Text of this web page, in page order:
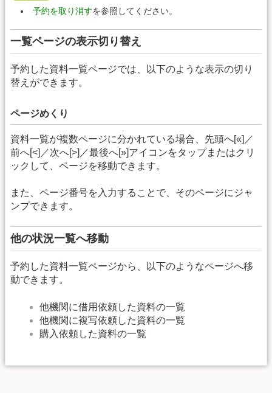
予約を取り消すを参照してください。
一覧ページの表示切り替え
予約した資料一覧ページでは、以下のような表示の切り
替えができます。
ページめくり
資料一覧が複数ページに分かれている場合、先頭へ[«]／
前へ[<]／次へ[>]／最後へ[»]アイコンをタップまたはクリ
ックして、ページを移動できます。
また、ページ番号を入力することで、そのページにジャ
ンプできます。
他の状況一覧へ移動
予約した資料一覧ページから、以下のようなページへ移
動できます。
他機関に借用依頼した資料の一覧
他機関に複写依頼した資料の一覧
購入依頼した資料の一覧